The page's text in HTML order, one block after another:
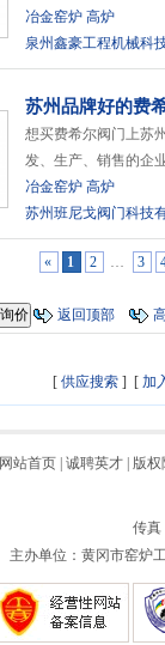
冶金窑炉 高炉
泉州鑫豪工程机械科
苏州品牌好的费
想买费希尔阀门上苏
发、生产、销售的企
冶金窑炉 高炉
苏州班尼戈阀门科技
« 1 2 … 3
返回顶部
[ 供应搜索 ] [ 加
网站首页 诚聘英才 版
传真
主办单位：黄冈市窑炉